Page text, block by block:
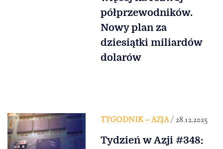
półprzewodników.
Nowy plan za
dziesiątki miliardów
dolarów
TYGODNIK – AZJA/ 28.12.2025
Tydzień w Azji #348: